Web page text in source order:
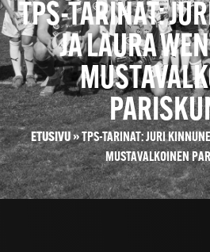
TPS-TARINAT:
JA LAURA
ETUSIVU»TPS-TARINAT: JURI
MUSTAVALKOINEN